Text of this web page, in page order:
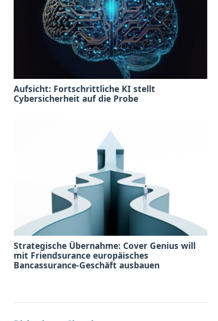
Aufsicht: Fortschrittliche KI stellt
Cybersicherheit auf die Probe
Strategische Übernahme: Cover Genius will
mit Friendsurance europäisches
Bancassurance-Geschäft ausbauen